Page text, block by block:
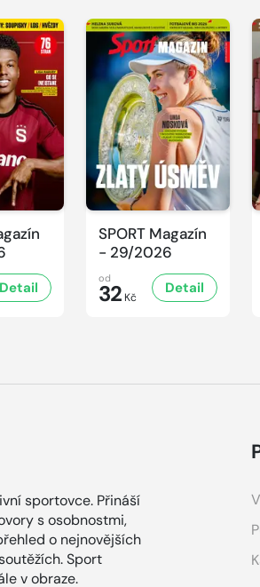
Detail
SPORT Magazín
- 29/2026
od
32 Kč
Detail
sportovce. Přináší
s osobnostmi,
o nejnovějších
Sport
v obraze.